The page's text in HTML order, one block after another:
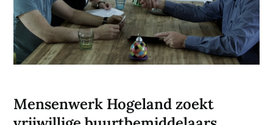
Mensenwerk Hogeland zoekt